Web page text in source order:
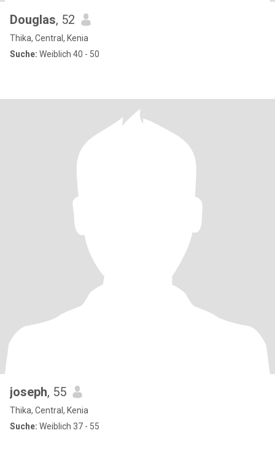
Douglas, 52
Thika, Central, Kenia
Suche: Weiblich 40 - 50
joseph, 55
Thika, Central, Kenia
Suche: Weiblich 37 - 55